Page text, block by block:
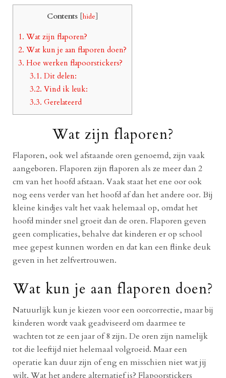
Contents [hide]
1. Wat zijn flaporen?
2. Wat kun je aan flaporen doen?
3. Hoe werken flapoorstickers?
3.1. Dit delen:
3.2. Vind ik leuk:
3.3. Gerelateerd
Wat zijn flaporen?
Flaporen, ook wel afstaande oren genoemd, zijn vaak
aangeboren. Flaporen zijn flaporen als ze meer dan 2
cm van het hoofd afstaan. Vaak staat het ene oor ook
nog eens verder van het hoofd af dan het andere oor. Bij
kleine kindjes valt het vaak helemaal op, omdat het
hoofd minder snel groeit dan de oren. Flaporen geven
geen complicaties, behalve dat kinderen er op school
mee gepest kunnen worden en dat kan een flinke deuk
geven in het zelfvertrouwen.
Wat kun je aan flaporen doen?
Natuurlijk kun je kiezen voor een oorcorrectie, maar bij
kinderen wordt vaak geadviseerd om daarmee te
wachten tot ze een jaar of 8 zijn. De oren zijn namelijk
tot die leeftijd niet helemaal volgroeid. Maar een
operatie kan duur zijn of eng en misschien niet wat jij
wilt. Wat het andere alternatief is? Flapoorstickers